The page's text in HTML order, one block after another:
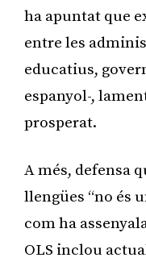
ha apuntat que
entre les
educatius,
espanyol-,
prosperat.
A més, defensa
llengües “no és
com ha
OLS inclou